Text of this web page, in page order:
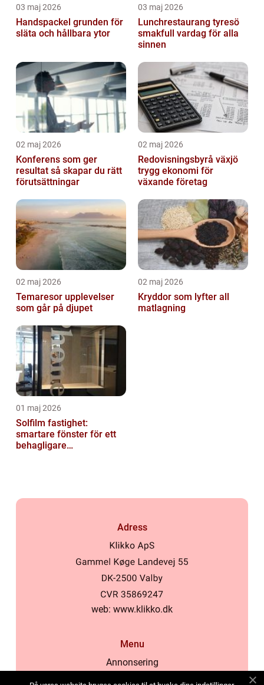
03 maj 2026
Handspackel grunden för
släta och hållbara ytor
03 maj 2026
Lunchrestaurang tyresö
smakfull vardag för alla
sinnen
02 maj 2026
Konferens som ger
resultat så skapar du rätt
förutsättningar
02 maj 2026
Redovisningsbyrå växjö
trygg ekonomi för
växande företag
02 maj 2026
Temaresor upplevelser
som går på djupet
02 maj 2026
Kryddor som lyfter all
matlagning
01 maj 2026
Solfilm fastighet:
smartare fönster för ett
behagligare
Adress
web: www.klikko.dk
Menu
Annonsering